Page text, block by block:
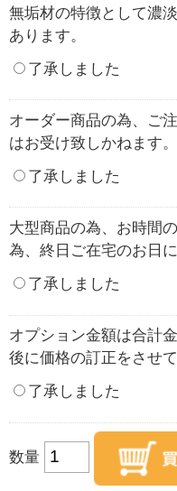
無垢材の特徴として濃
あります。
了承しました
オーダー商品の為、ご
はお受け致しかねます。
了承しました
大型商品の為、お時間
為、終日ご在宅のお日
了承しました
オプション金額は合計
後に価格の訂正をさせ
了承しました
数量